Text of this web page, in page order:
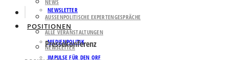
NEWSLETTER
POSITIONEN
MEDIENPOLITIK
IMPULSE FÜR DEN ORF
NEWS
AUSSENPOLITISCHE EXPERTENGESPRÄCHE
ALLE VERANSTALTUNGEN
NEWSLETTER
Pressekonferenz